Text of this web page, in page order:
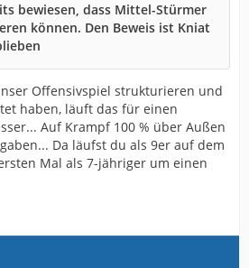
bewiesen, dass Mittel-Stürmer
können. Den Beweis ist Kniat
Offensivspiel strukturieren und
haben, läuft das für einen
Auf Krampf 100 % über Außen
Da läufst du als 9er auf dem
Mal als 7-jähriger um einen